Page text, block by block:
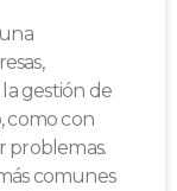
gestión de
como con
problemas.
comunes